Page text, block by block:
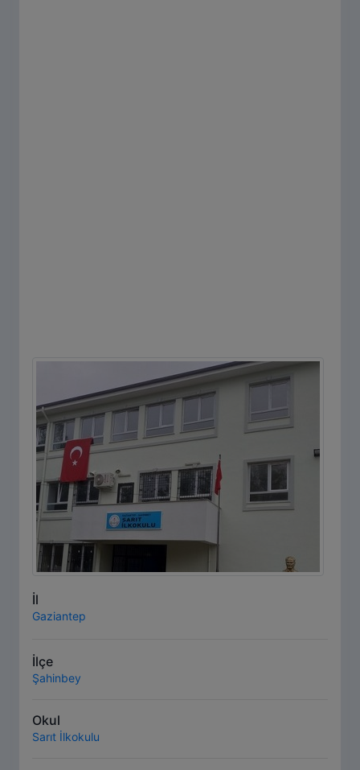
İl
Gaziantep
İlçe
Şahinbey
Okul
Sarıt İlkokulu